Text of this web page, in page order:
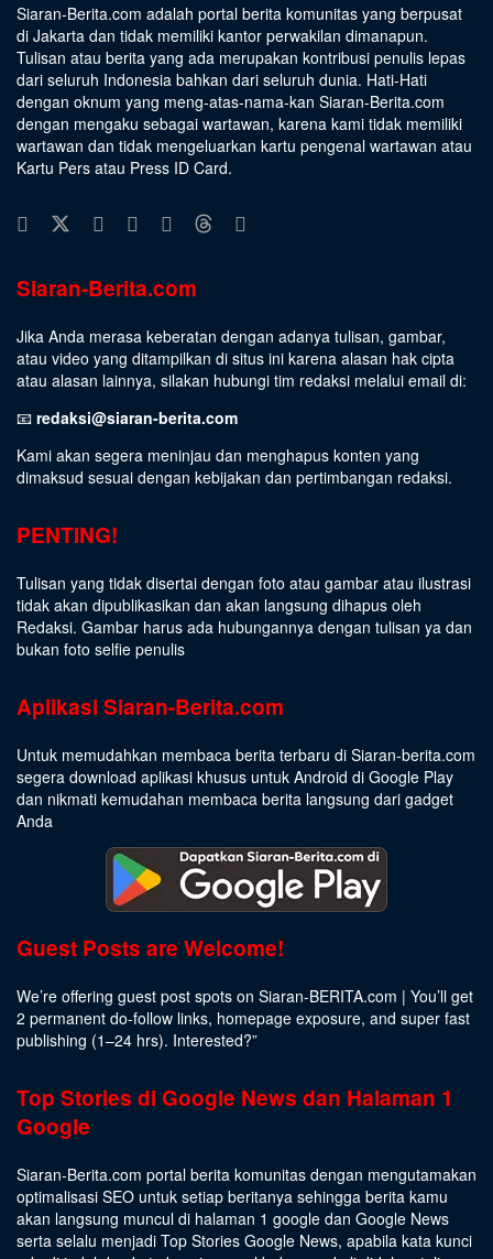
Siaran-Berita.com adalah portal berita komunitas yang berpusat
di Jakarta dan tidak memiliki kantor perwakilan dimanapun.
Tulisan atau berita yang ada merupakan kontribusi penulis lepas
dari seluruh Indonesia bahkan dari seluruh dunia. Hati-Hati
dengan oknum yang meng-atas-nama-kan Siaran-Berita.com
dengan mengaku sebagai wartawan, karena kami tidak memiliki
wartawan dan tidak mengeluarkan kartu pengenal wartawan atau
Kartu Pers atau Press ID Card.
Siaran-Berita.com
Jika Anda merasa keberatan dengan adanya tulisan, gambar,
atau video yang ditampilkan di situs ini karena alasan hak cipta
atau alasan lainnya, silakan hubungi tim redaksi melalui email di:
📧 redaksi@siaran-berita.com
Kami akan segera meninjau dan menghapus konten yang
dimaksud sesuai dengan kebijakan dan pertimbangan redaksi.
PENTING!
Tulisan yang tidak disertai dengan foto atau gambar atau ilustrasi
tidak akan dipublikasikan dan akan langsung dihapus oleh
Redaksi. Gambar harus ada hubungannya dengan tulisan ya dan
bukan foto selfie penulis
Aplikasi Siaran-Berita.com
Untuk memudahkan membaca berita terbaru di Siaran-berita.com
segera download aplikasi khusus untuk Android di Google Play
dan nikmati kemudahan membaca berita langsung dari gadget
Anda
Guest Posts are Welcome!
We’re offering guest post spots on Siaran-BERITA.com | You’ll get
2 permanent do-follow links, homepage exposure, and super fast
publishing (1–24 hrs). Interested?”
Top Stories di Google News dan Halaman 1
Google
Siaran-Berita.com portal berita komunitas dengan mengutamakan
optimalisasi SEO untuk setiap beritanya sehingga berita kamu
akan langsung muncul di halaman 1 google dan Google News
serta selalu menjadi Top Stories Google News, apabila kata kunci